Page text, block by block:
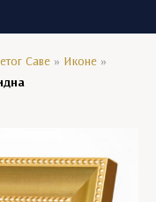
Саве » Иконе »